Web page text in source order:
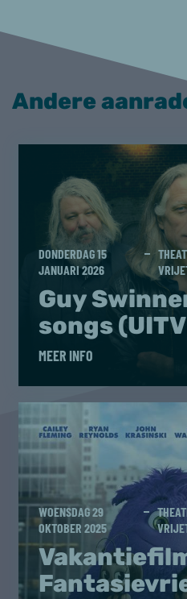
Andere
DONDERDAG 15
JANUARI 2026
Guy
songs
MEER INFO
WOENSDAG 29
OKTOBER 2025